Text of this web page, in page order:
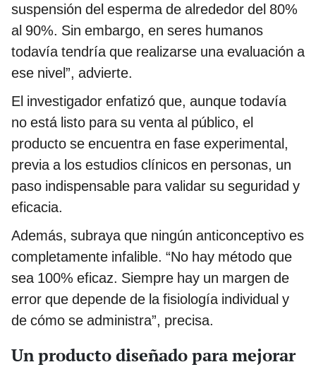
suspensión del esperma de alrededor del 80%
al 90%. Sin embargo, en seres humanos
todavía tendría que realizarse una evaluación a
ese nivel”, advierte.
El investigador enfatizó que, aunque todavía
no está listo para su venta al público, el
producto se encuentra en fase experimental,
previa a los estudios clínicos en personas, un
paso indispensable para validar su seguridad y
eficacia.
Además, subraya que ningún anticonceptivo es
completamente infalible. “No hay método que
sea 100% eficaz. Siempre hay un margen de
error que depende de la fisiología individual y
de cómo se administra”, precisa.
Un producto diseñado para mejorar